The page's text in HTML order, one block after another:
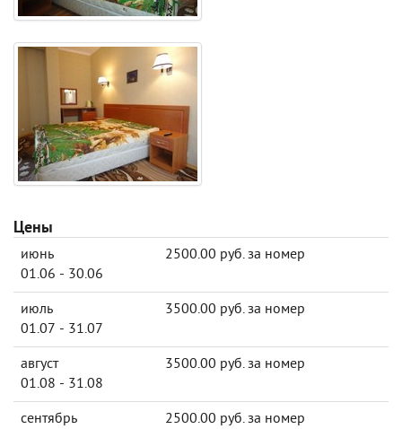
Цены
июнь
01.06 - 30.06
2500.00 руб. за номер
июль
01.07 - 31.07
3500.00 руб. за номер
август
01.08 - 31.08
3500.00 руб. за номер
сентябрь
2500.00 руб. за номер